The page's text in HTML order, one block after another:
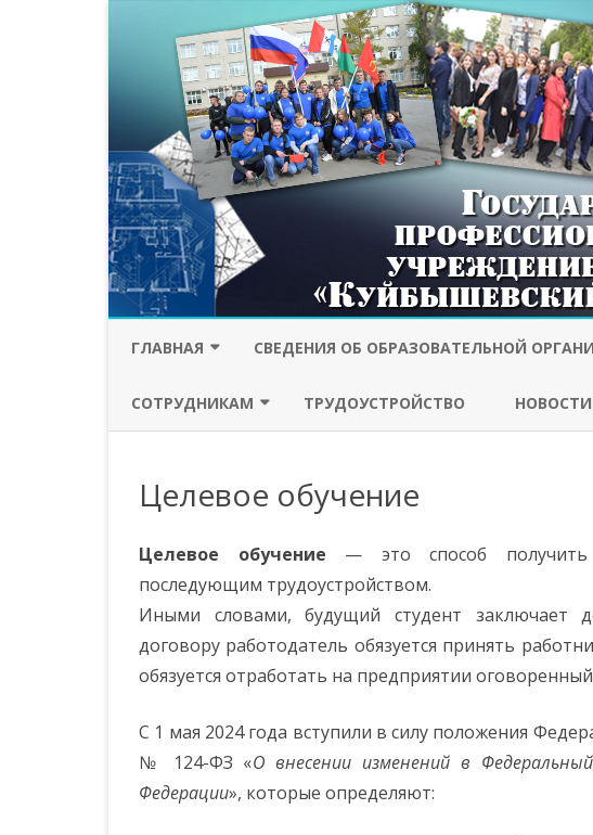
ГЛАВНАЯ
ПРОТИВОДЕЙСТВИЕ
ФИНАНСОВАЯ ГРАМОТНОСТЬ
СЛУЖБА МЕДИАЦИИ
КАРТА САЙТА
СВЕДЕНИЯ ОБ ОБРАЗОВАТЕЛЬНОЙ
ОСНОВНЫЕ СВЕДЕНИЯ
ОБРАЗОВАТЕЛЬНОЙ
ОРГАНИЗАЦИЕЙ
ДОКУМЕНТЫ
ОБРАЗОВАНИЕ
ОБРАЗОВАТЕЛЬНЫЕ
СТАНДАРТЫ
СОТРУДНИКАМ
НАШИ СОТРУДНИКИ
ПЕДАГОГА
НАШИ ВЕТЕРАНЫ
ВАКАНСИИ
ТРУДОУСТРОЙСТВО НОВОСТИ
Целевое обучение
Целевое обучение — это способ получить
последующим трудоустройством.
Иными словами, будущий студент заключает
договору работодатель обязуется принять
обязуется отработать на предприятии
С 1 мая 2024 года вступили в силу положения
№ 124-ФЗ «О внесении изменений в
Федерации», которые определяют: